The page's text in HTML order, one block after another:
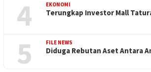
4 EKONOMI
Terungkap Investor Mall
5 FILE NEWS
Diduga Rebutan Aset Antara